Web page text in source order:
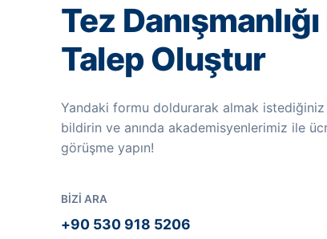
Tez
Talep Oluştur
Yandaki formu doldurarak almak
bildirin ve anında akademisyenlerimiz ile
görüşme yapın!
BIZI ARA
+90 530 918 5206